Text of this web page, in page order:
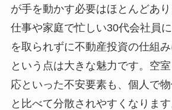
が手を動かす必要はほとんどあり
仕事や家庭で忙しい30代会社員
を取られずに不動産投資の仕組み
という点は大きな魅力です。空
応といった不安要素も、個人で
と比べて分散されやすくなります